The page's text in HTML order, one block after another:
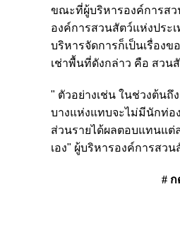
ขณะที่ผู้บริหารองค์การสว
องค์การสวนสัตว์แห่งประ
บริหารจัดการก็เป็นเรื่อง
เช่าพื้นที่ดังกล่าว คือ สว
" ตัวอย่างเช่น ในช่วงต้นถึ
บางแห่งแทบจะไม่มีนักท่อ
ส่วนรายได้ผลตอบแทนแ
เอง" ผู้บริหารองค์การสวน
#